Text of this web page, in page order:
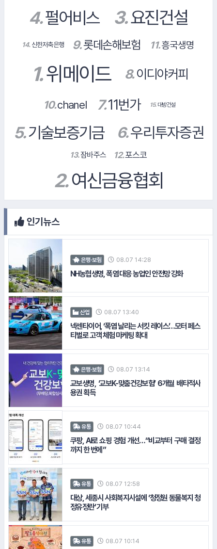
14.신한저축은행
인기뉴스
은행·보험 08.07 14:28
NH농협생명, 폭염 대응 농업인 안전망 강화
산업 08.07 13:40
넥센타이어, ‘폭염 날리는 서킷 레이스’…모터 페스
티벌로 고객 체험 마케팅 확대
은행·보험 08.07 13:14
교보생명, ‘교보K-맞춤건강보험’ 6개월 배타적사
용권 획득
유통 08.07 10:44
쿠팡, AI로 쇼핑 경험 개선…“비교부터 구매 결정
까지 한 번에”
유통 08.07 12:58
대상, 세종시 사회복지시설에 ‘청정원 동물복지 청
정유정란’ 기부
유통 08.07 10:14
#NH농협생명
#넥센타이어
#쿠팡
#현대해상화재보험
#한국타이어